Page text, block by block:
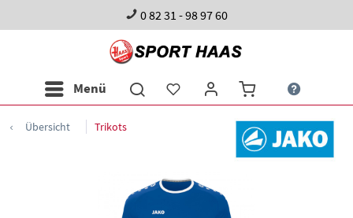
0 82 31 - 98 97 60
Menü
Übersicht Trikots